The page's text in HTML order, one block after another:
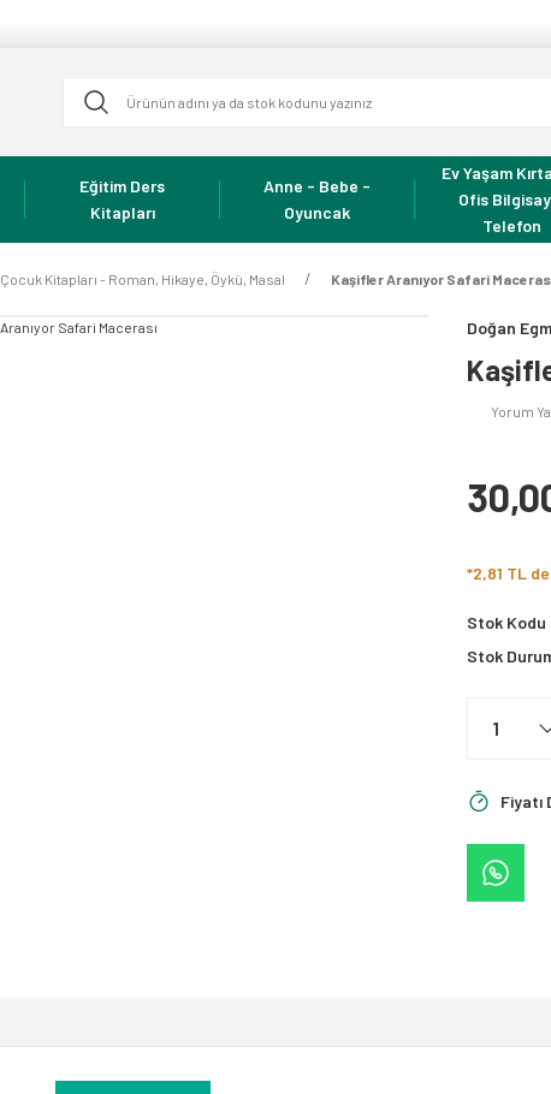
Eğitim Ders
Kitapları
Anne - Bebe -
Oyuncak
Ev Yaşam
Ofis
Telefon
Çocuk Kitapları - Roman, Hikaye, Öykü, Masal Kaşifler Aranıyor Safari
Doğan
Yorum
*2,81 TL
Stok Kodu
Stok
Fiyatı